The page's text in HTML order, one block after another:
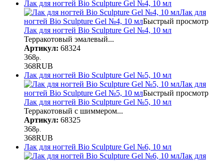
Лак для ногтей Bio Sculpture Gel №4, 10 мл
Лак для
ногтей Bio Sculpture Gel №4, 10 млБыстрый просмотр
Лак для ногтей Bio Sculpture Gel №4, 10 мл
Терракотовый эмалевый...
Артикул: 68324
368р.
368RUB
Лак для ногтей Bio Sculpture Gel №5, 10 мл
Лак для
ногтей Bio Sculpture Gel №5, 10 млБыстрый просмотр
Лак для ногтей Bio Sculpture Gel №5, 10 мл
Терракотовый с шиммером...
Артикул: 68325
368р.
368RUB
Лак для ногтей Bio Sculpture Gel №6, 10 мл
Лак для